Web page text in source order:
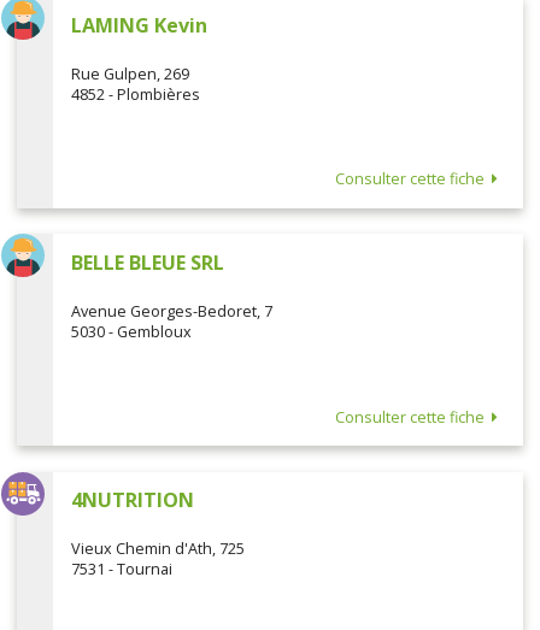
LAMING Kevin
Rue Gulpen, 269
4852 - Plombières
Consulter cette fiche
BELLE BLEUE SRL
Avenue Georges-Bedoret, 7
5030 - Gembloux
Consulter cette fiche
4NUTRITION
Vieux Chemin d'Ath, 725
7531 - Tournai